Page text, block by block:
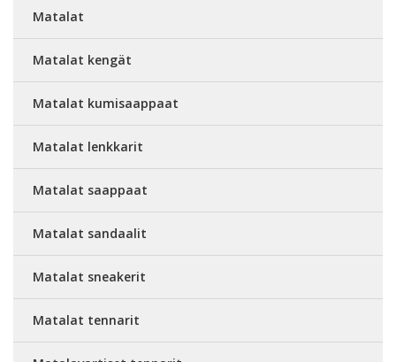
Matalat
Matalat kengät
Matalat kumisaappaat
Matalat lenkkarit
Matalat saappaat
Matalat sandaalit
Matalat sneakerit
Matalat tennarit